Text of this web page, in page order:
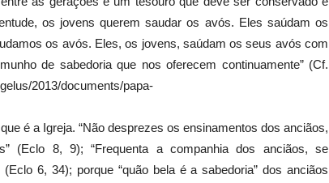
os jovens querem saudar os avós. Eles saúdam os
os avós. Eles, os jovens, saúdam os seus avós com
de sabedoria que nos oferecem continuamente” (Cf.
2013/documents/papa-
é a Igreja. “Não desprezes os ensinamentos dos anciãos,
(Eclo 8, 9); “Frequenta a companhia dos anciãos, se
6, 34); porque “quão bela é a sabedoria” dos anciãos